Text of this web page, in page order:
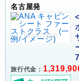
名古屋発
旅行代金：